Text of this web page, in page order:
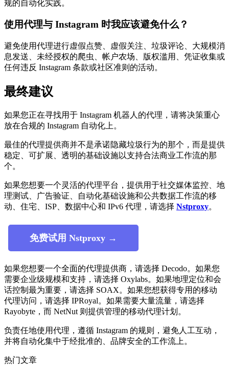
规的自动化实践。
使用代理与 Instagram 时我应该避免什么？
避免使用代理进行虚假点赞、虚假关注、垃圾评论、大规模消
息发送、未经授权的爬虫、帐户农场、版权滥用、凭证收集或
任何违反 Instagram 条款或社区准则的活动。
最终建议
如果您正在寻找用于 Instagram 机器人的代理，请将决策重心
放在合规的 Instagram 自动化上。
最佳的代理提供商并不是承诺隐藏垃圾行为的那个，而是提供
稳定、可扩展、透明的基础设施以支持合法商业工作流的那
个。
如果您想要一个灵活的代理平台，提供用于社交媒体监控、地
理测试、广告验证、自动化基础设施和公共数据工作流的移
动、住宅、ISP、数据中心和 IPv6 代理，请选择 Nstproxy。
免费试用 Nstproxy →
如果您想要一个全面的代理提供商，请选择 Decodo。如果您
需要企业级规模和支持，请选择 Oxylabs。如果地理定位和会
话控制最为重要，请选择 SOAX。如果您想获得专用的移动
代理访问，请选择 IPRoyal。如果需要大量流量，请选择
Rayobyte，而 NetNut 则提供管理的移动代理计划。
负责任地使用代理，遵循 Instagram 的规则，避免人工互动，
并将自动化集中于经批准的、品牌安全的工作流上。
热门文章